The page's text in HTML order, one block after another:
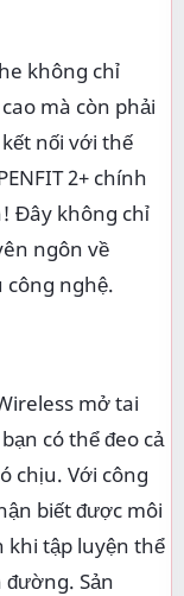
không chỉ
mà còn phải
nối với thế
2+ chính
Đây không chỉ
ngôn về
công nghệ.
mở tai
có thể đeo cả
chịu. Với công
biết được môi
tập luyện thể
Sản